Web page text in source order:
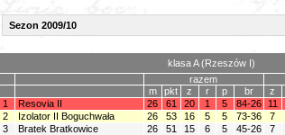
Sezon 2009/10
klasa A (Rzeszów I)
razem
m
pkt z r p br z
1
Resovia II 26 61 20 1 5 84-26 11
2
Izolator II Boguchwała 26 53 16 5 5 73-36 7
3
Bratek Bratkowice 26 51 15 6 5 45-26 7